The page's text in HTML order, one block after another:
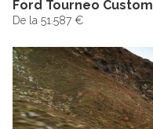
Ford Tourneo Custom
De la 51.587 €